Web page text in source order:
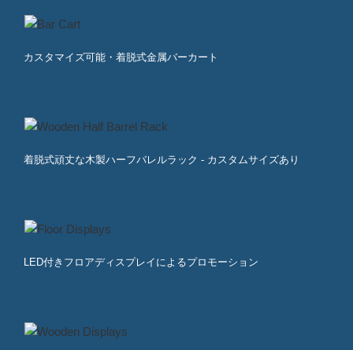
カスタマイズ可能・着脱式金属バーカート
着脱式頑丈な木製ハーフバレルラック - カスタムサイズあり
LED付きフロアディスプレイによるプロモーション